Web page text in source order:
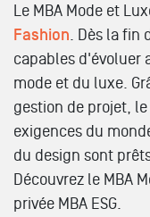
Le MBA Mode et
Fashion . Dès la
capables d'évoluer
mode et du luxe.
gestion de projet,
exigences du
du design sont
Découvrez le MBA
privée MBA ESG.